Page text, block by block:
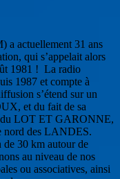
a actuellement 31 ans
qui s’appelait alors
1981 ! La radio
1987 et compte à
s’étend sur un
et du fait de sa
du LOT ET GARONNE,
nord des LANDES.
de 30 km autour de
au niveau de nos
ou associatives, ainsi